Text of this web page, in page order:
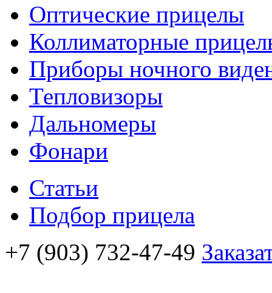
Оптические прицелы
Коллиматорные
Приборы ночного
Тепловизоры
Дальномеры
Фонари
Статьи
Подбор прицела
+7 (903) 732-47-49